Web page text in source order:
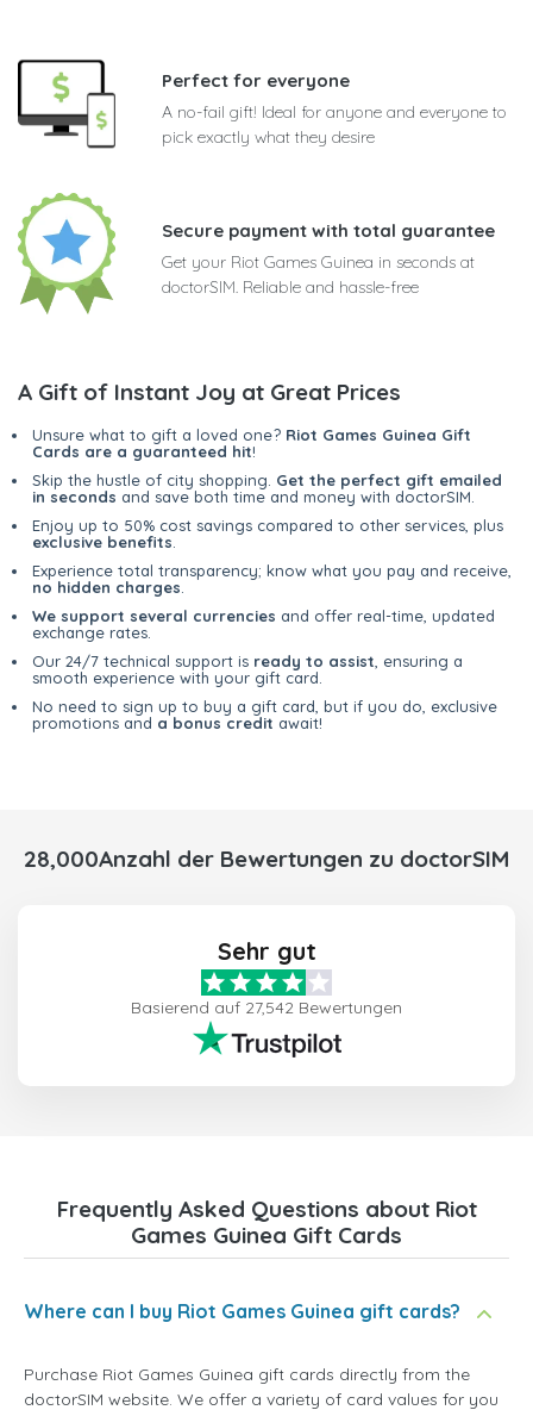
Perfect for everyone
A no-fail gift! Ideal for anyone and everyone to
pick exactly what they desire
Secure payment with total guarantee
Get your Riot Games Guinea in seconds at
doctorSIM. Reliable and hassle-free
A Gift of Instant Joy at Great Prices
Unsure what to gift a loved one? Riot Games Guinea Gift
Cards are a guaranteed hit!
Skip the hustle of city shopping. Get the perfect gift emailed
in seconds and save both time and money with doctorSIM.
Enjoy up to 50% cost savings compared to other services, plus
exclusive benefits
Experience total transparency; know what you pay and receive,
no hidden charges
We support several currencies and offer real-time, updated
exchange rates.
Our 24/7 technical support is ready to assist , ensuring a
smooth experience with your gift card.
No need to sign up to buy a gift card, but if you do, exclusive
promotions and a bonus credit await!
28,000Anzahl der Bewertungen zu doctorSIM
Sehr gut
Basierend auf 27,542 Bewertungen
Frequently Asked Questions about Riot
Games Guinea Gift Cards
Where can I buy Riot Games Guinea gift cards?
Purchase Riot Games Guinea gift cards directly from the
doctorSIM website. We offer a variety of card values for you